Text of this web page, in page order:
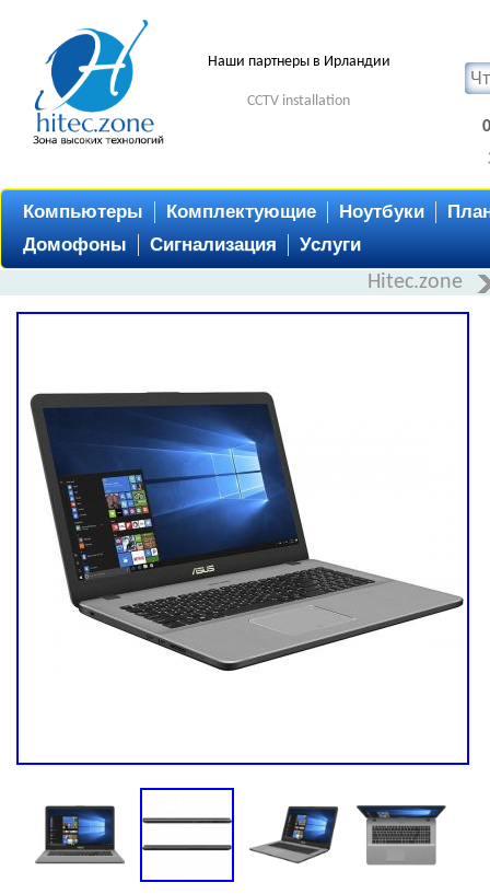
Наши партнеры в Ирландии
CCTV installation
Компьютеры Комплектующие Ноутбуки
Домофоны
Сигнализация Услуги
Hitec.zone